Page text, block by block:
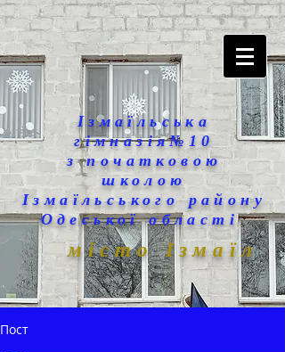
Ізмаїльська
гімназія№10
з початковою
школою
Ізмаїльського району
Одеської області
місто Ізмаїл
Пост